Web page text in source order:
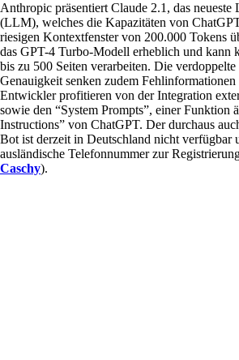
Anthropic präsentiert Claude 2.1, das
(LLM), welches die Kapazitäten von
riesigen Kontextfenster von 200.000 Tokens
das GPT-4 Turbo-Modell erheblich und kann
bis zu 500 Seiten verarbeiten. Die
Genauigkeit senken zudem
Entwickler profitieren von der Integration
sowie den “System Prompts”, einer Funktion
Instructions” von ChatGPT. Der durchaus
Bot ist derzeit in Deutschland nicht verfügbar
ausländische Telefonnummer zur
Caschy).